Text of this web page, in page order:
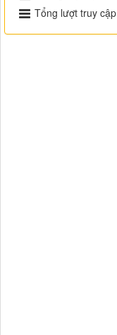
Tổng lượt truy cập